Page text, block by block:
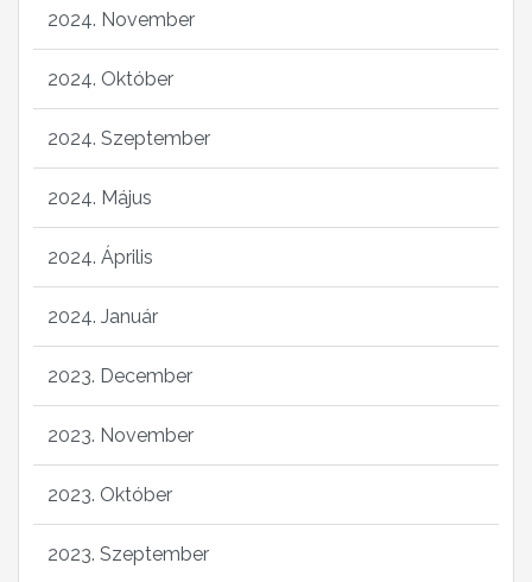
2024. November
2024. Október
2024. Szeptember
2024. Május
2024. Április
2024. Január
2023. December
2023. November
2023. Október
2023. Szeptember